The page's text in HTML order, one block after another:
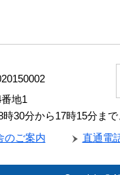
地1
時30分から17時15分ま
のご案内 直通電